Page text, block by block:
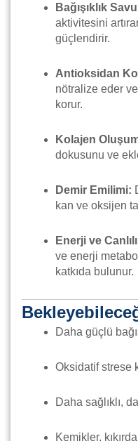
Bağışıklık
aktivitesini
güçlendirir.
Antioksidan
nötralize eder
korur.
Kolajen
dokusunu ve
Demir Emilimi:
kan ve oksijen
Enerji ve
ve enerji
katkıda bulunur.
Daha güçlü
Oksidatif strese
Daha sağlıklı,
Kemikler,